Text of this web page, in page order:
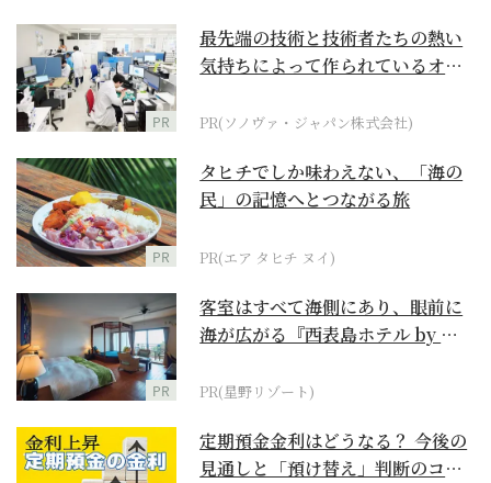
PR
最先端の技術と技術者たちの熱い
気持ちによって作られているオー
PR(ソノヴァ・ジャパン株式会社)
PR
タヒチでしか味わえない、「海の
民」の記憶へとつながる旅
PR(エア タヒチ ヌイ)
PR
客室はすべて海側にあり、眼前に
海が広がる『西表島ホテル by 星
PR(星野リゾート)
定期預金金利はどうなる？ 今後の
見通しと「預け替え」判断のコツ